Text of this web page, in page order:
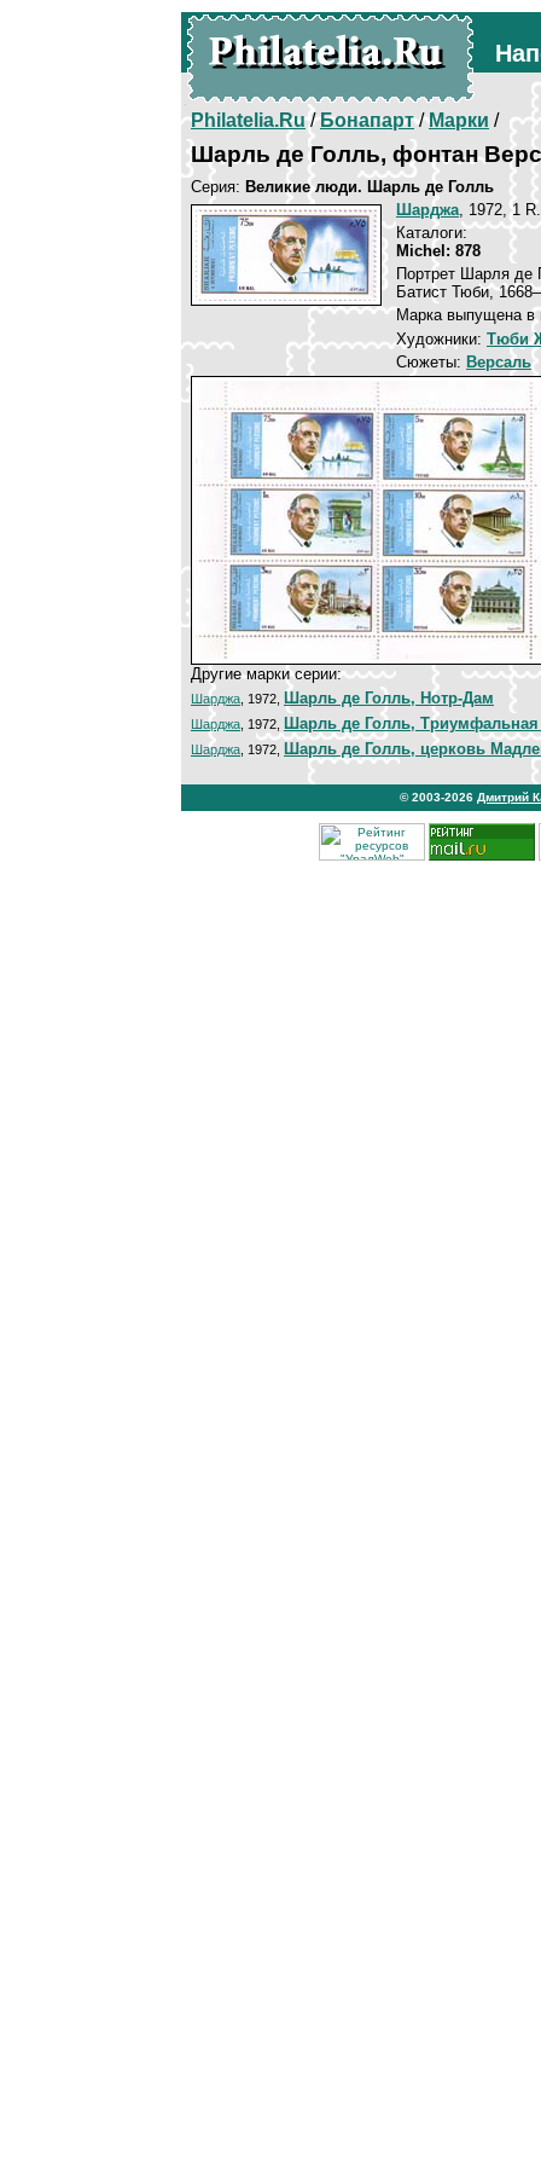
Philatelia.Ru/Бонапарт/Марки /
Шарль де Голль, фонтан
Серия: Великие люди. Шарль де Голль
Шарджа, 1972, 1
Каталоги:
Michel: 878
Портрет Шарля де
Батист Тюби,
Марка выпущена в
Художники: Тюби
Сюжеты: Версаль
Другие марки серии:
Шарджа , 1972, Шарль де Голль, Нотр-Дам
Шарджа , 1972, Шарль де Голль, Триумфальная
Шарджа , 1972, Шарль де Голль, церковь
© 2003-2026 Дмитрий